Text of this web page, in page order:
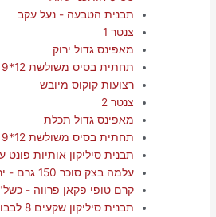
תבנית הטבעה - נעל עקב
צנטר 1
מאפינס גדול ירוק
תחתית בסיס משולשת 12*9 ס"מ כסף
רצועות קוקוס מיובש
צנטר 2
מאפינס גדול תכלת
תחתית בסיס משולשת 12*9 ס"מ זהב
תבנית סיליקון אותיות פונט
עלמה בצק סוכר 150 גרם - ירוק
קרם טופי פקאן פרווה -
תבנית סיליקון שקעים 8 לבבות FR025